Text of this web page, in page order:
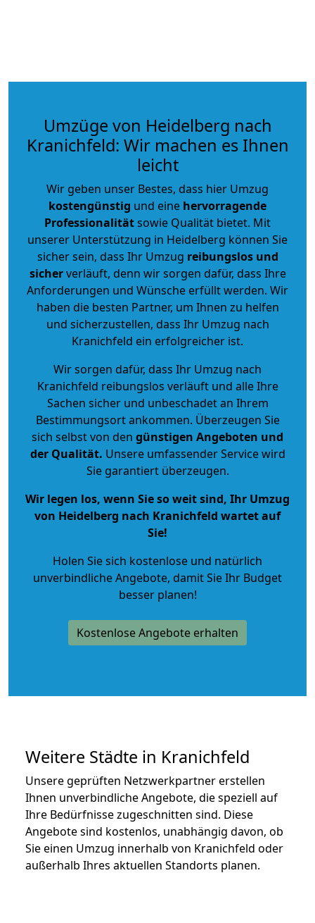
Umzüge von Heidelberg nach
Kranichfeld: Wir machen es Ihnen
leicht
Wir geben unser Bestes, dass hier Umzug
kostengünstig und eine hervorragende
Professionalitätsowie Qualität bietet. Mit
unserer Unterstützung in Heidelberg können Sie
sicher sein, dass Ihr Umzug reibungslos und
sicherverläuft, denn wir sorgen dafür, dass Ihre
Anforderungen und Wünsche erfüllt werden. Wir
haben die besten Partner, um Ihnen zu helfen
und sicherzustellen, dass Ihr Umzug nach
Kranichfeld ein erfolgreicher ist.
Wir sorgen dafür, dass Ihr Umzug nach
Kranichfeld reibungslos verläuft und alle Ihre
Sachen sicher und unbeschadet an Ihrem
Bestimmungsort ankommen. Überzeugen Sie
sich selbst von den günstigen Angeboten und
der Qualität. Unsere umfassender Service wird
Sie garantiert überzeugen.
Wir legen los, wenn Sie so weit sind, Ihr Umzug
von Heidelberg nach Kranichfeld wartet auf
Sie!
Holen Sie sich kostenlose und natürlich
unverbindliche Angebote, damit Sie Ihr Budget
besser planen!
Kostenlose Angebote erhalten
Weitere Städte in Kranichfeld
Unsere geprüften Netzwerkpartner erstellen
Ihnen unverbindliche Angebote, die speziell auf
Ihre Bedürfnisse zugeschnitten sind. Diese
Angebote sind kostenlos, unabhängig davon, ob
Sie einen Umzug innerhalb von Kranichfeld oder
außerhalb Ihres aktuellen Standorts planen.